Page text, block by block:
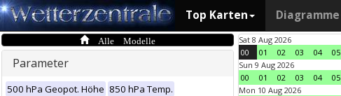
Top Karten Diagramme
Alle Modelle
Parameter
500 hPa Geopot. Höhe 850 hPa Temp.
Sat 8 Aug 2026
00
01 02 03 04 05
Sun 9 Aug 2026
00
01 02 03 04 05
Mon 10 Aug 2026